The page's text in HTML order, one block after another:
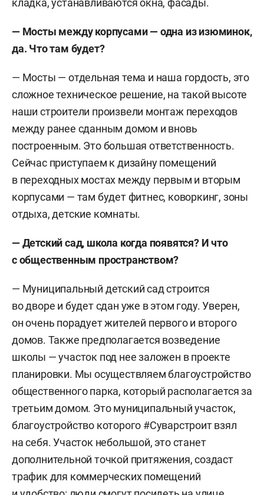
— Мосты между корпусами — одна из изюминок,
да. Что там будет?
— Мосты — отдельная тема и наша гордость, это
сложное техническое решение, на такой высоте
наши строители произвели монтаж переходов
между ранее сданным домом и вновь
построенным. Это большая ответственность.
Сейчас приступаем к дизайну помещений
в переходных мостах между первым и вторым
корпусами — там будет фитнес, коворкинг, зоны
отдыха, детские комнаты.
— Детский сад, школа когда появятся? И что
с общественным пространством?
— Муниципальный детский сад строится
во дворе и будет сдан уже в этом году. Уверен,
он очень порадует жителей первого и второго
домов. Также предполагается возведение
школы — участок под нее заложен в проекте
планировки. Мы осуществляем благоустройство
общественного парка, который располагается за
третьим домом. Это муниципальный участок,
благоустройство которого #Суварстроит взял
на себя. Участок небольшой, это станет
дополнительной точкой притяжения, создаст
трафик для коммерческих помещений